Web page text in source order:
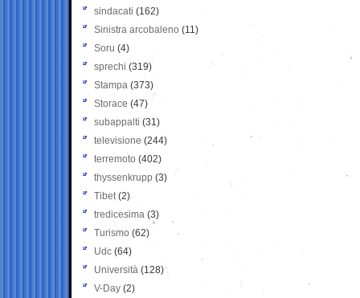
sindacati (162)
Sinistra arcobaleno (11)
Soru (4)
sprechi (319)
Stampa (373)
Storace (47)
subappalti (31)
televisione(244)
terremoto (402)
thyssenkrupp (3)
Tibet(2)
tredicesima (3)
Turismo (62)
Udc (64)
Università (128)
V-Day (2)